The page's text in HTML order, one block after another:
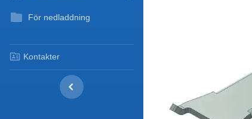
För nedladdning
Kontakter